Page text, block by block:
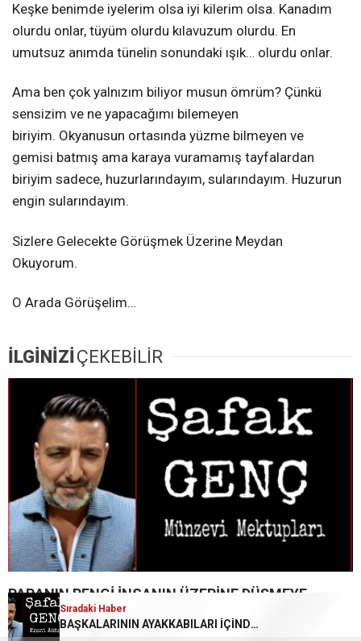
Sıradaki Haber
ÖMRÜMSÜN O ZAMAN…
Keşke benimde iyelerim olsa iyi kilerim olsa. Kanadım
olurdu onlar, tüyüm olurdu kılavuzum olurdu. En
umutsuz anımda tünelin sonundaki ışık… olurdu onlar.
Ama ben çok yalnızım biliyor musun ömrüm? Çünkü
sensizim ve ne yapacağımı bilemeyen
biriyim. Okyanusun ortasında yüzme bilmeyen ve
gemisi batmış ama karaya vuramamış tayfalardan
biriyim sadece, huzurlarındayım, sularındayım. Huzurun
engin sularındayım.
Sizlere Gelecekte Görüşmek Üzerine Meydan
Okuyorum.
O Arada Görüşelim…
İLGİNİZİÇEKEBİLİR
PARANIN RENGİ İNSANIN ÜZERİNE DÜŞMEYE
GÖRSÜNSıradaki Haber
BAŞKALARININ AYAKKABILARI İÇİNDE BÜYÜMEK